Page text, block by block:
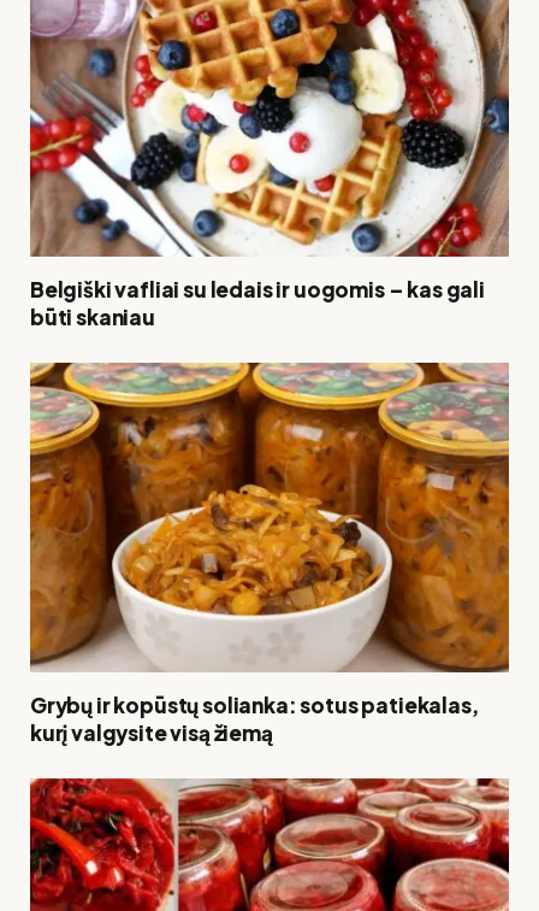
Belgiški vafliai su ledais ir uogomis – kas gali
būti skaniau
Grybų ir kopūstų solianka: sotus patiekalas,
kurį valgysite visą žiemą